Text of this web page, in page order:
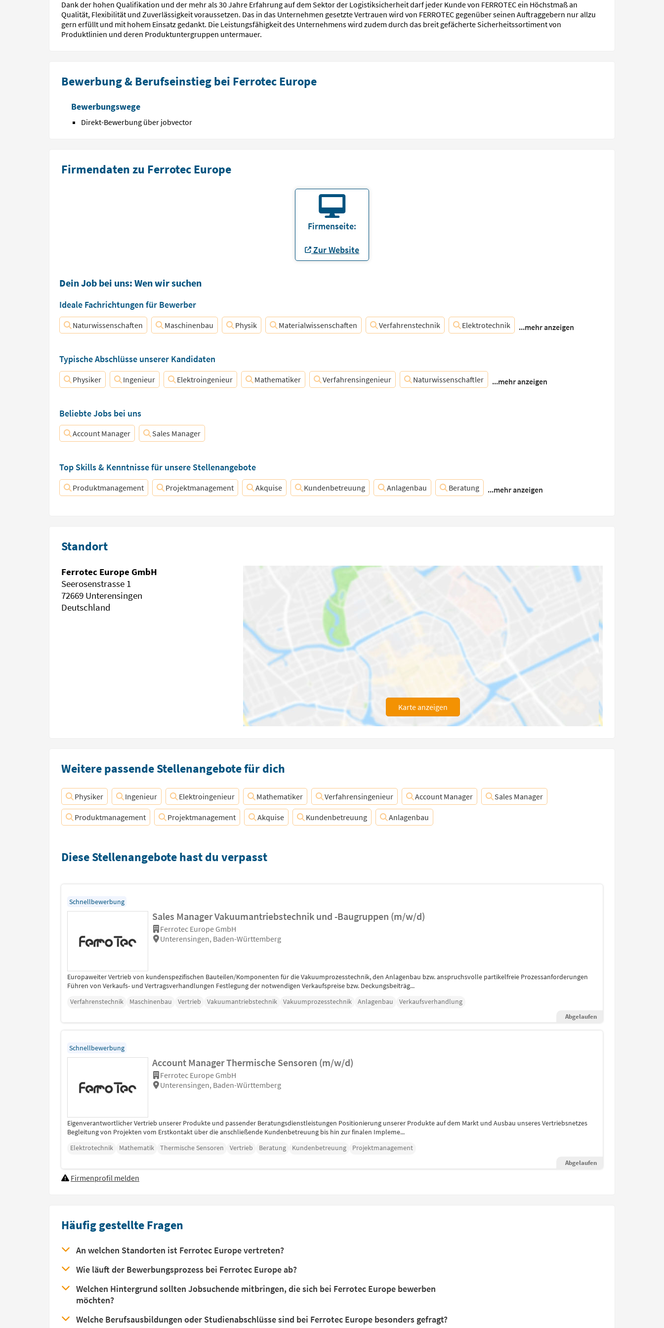
Dank der hohen Qualifikation und der mehr als 30 Jahre Erfahrung auf dem Sektor der Logistiksicherheit darf jeder Kunde von FERROTEC ein Höchstmaß an
Qualität, Flexibilität und Zuverlässigkeit voraussetzen. Das in das Unternehmen gesetzte Vertrauen wird von FERROTEC gegenüber seinen Auftraggebern nur allzu
gern erfüllt und mit hohem Einsatz gedankt. Die Leistungsfähigkeit des Unternehmens wird zudem durch das breit gefächerte Sicherheitssortiment von
Produktlinien und deren Produktuntergruppen untermauer.
Bewerbung & Berufseinstieg bei Ferrotec Europe
Bewerbungswege
Direkt-Bewerbung über jobvector
Firmendaten zu Ferrotec Europe
Firmenseite:
Zur Website
Dein Job bei uns: Wen wir suchen
Ideale Fachrichtungen für Bewerber
Naturwissenschaften Maschinenbau Physik Materialwissenschaften Verfahrenstechnik Elektrotechnik ...mehr anzeigen
Typische Abschlüsse unserer Kandidaten
Physiker Ingenieur Elektroingenieur Mathematiker Verfahrensingenieur Naturwissenschaftler ...mehr anzeigen
Beliebte Jobs bei uns
Account Manager Sales Manager
Top Skills & Kenntnisse für unsere Stellenangebote
Produktmanagement Projektmanagement Akquise Kundenbetreuung Anlagenbau Beratung ...mehr anzeigen
Standort
Ferrotec Europe GmbH
Seerosenstrasse 1
72669 Unterensingen
Deutschland
Karte anzeigen
Weitere passende Stellenangebote für dich
Physiker Ingenieur Elektroingenieur Mathematiker Verfahrensingenieur Account Manager Sales Manager
Produktmanagement Projektmanagement Akquise Kundenbetreuung Anlagenbau
Diese Stellenangebote hast du verpasst
Schnellbewerbung
Sales Manager Vakuumantriebstechnik und -Baugruppen (m/w/d)
Ferrotec Europe GmbH
Unterensingen, Baden-Württemberg
Europaweiter Vertrieb von kundenspezifischen Bauteilen/Komponenten für die Vakuumprozesstechnik, den Anlagenbau bzw. anspruchsvolle partikelfreie Prozessanforderungen
Führen von Verkaufs- und Vertragsverhandlungen Festlegung der notwendigen Verkaufspreise bzw. Deckungsbeiträg...
Verfahrenstechnik
Maschinenbau Vertrieb Vakuumantriebstechnik Vakuumprozesstechnik Anlagenbau Verkaufsverhandlung
Abgelaufen
Schnellbewerbung
Account Manager Thermische Sensoren (m/w/d)
Ferrotec Europe GmbH
Unterensingen, Baden-Württemberg
Eigenverantwortlicher Vertrieb unserer Produkte und passender Beratungsdienstleistungen Positionierung unserer Produkte auf dem Markt und Ausbau unseres Vertriebsnetzes
Begleitung von Projekten vom Erstkontakt über die anschließende Kundenbetreuung bis hin zur finalen Impleme...
Elektrotechnik
Mathematik Thermische Sensoren Vertrieb Beratung Kundenbetreuung Projektmanagement
Abgelaufen
Firmenprofil melden
Häufig gestellte Fragen
An welchen Standorten ist Ferrotec Europe vertreten?
Wie läuft der Bewerbungsprozess bei Ferrotec Europe ab?
Welchen Hintergrund sollten Jobsuchende mitbringen, die sich bei Ferrotec Europe bewerben
möchten?
Welche Berufsausbildungen oder Studienabschlüsse sind bei Ferrotec Europe besonders gefragt?